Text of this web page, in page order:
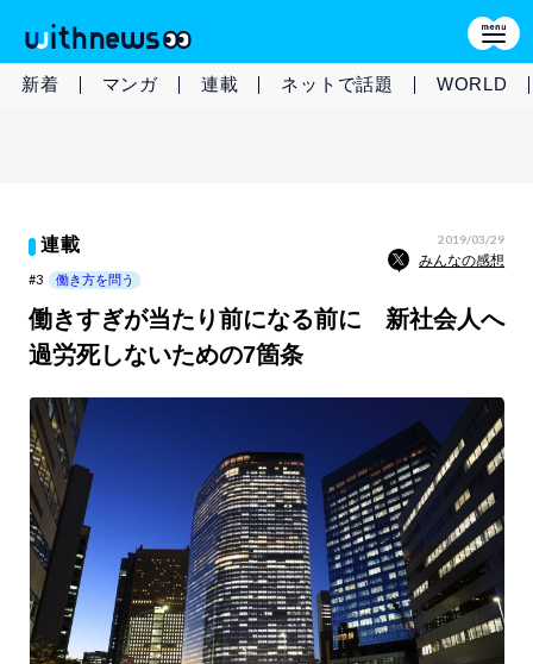
新着 マンガ 連載 ネットで話題 WORLD
連載 2019/03/29
みんなの感想
#3 働き方を問う
働きすぎが当たり前になる前に 新社会人へ
過労死しないための7箇条